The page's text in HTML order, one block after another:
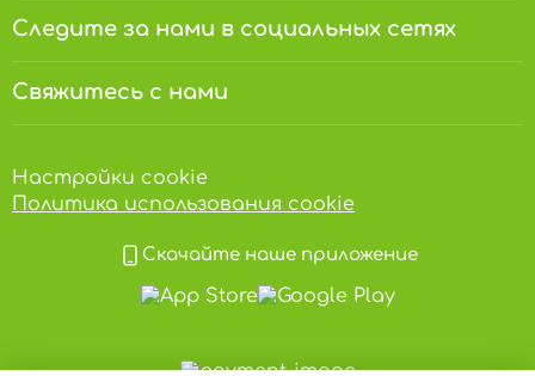
Следите за нами в социальных сетях
Свяжитесь с нами
Настройки cookie
Политика использования cookie
Скачайте наше приложение